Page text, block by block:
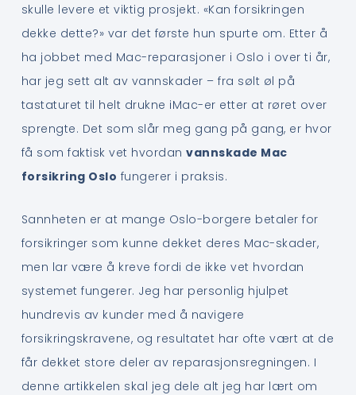
skulle levere et viktig prosjekt. «Kan forsikringen
dekke dette?» var det første hun spurte om. Etter å
ha jobbet med Mac-reparasjoner i Oslo i over ti år,
har jeg sett alt av vannskader – fra sølt øl på
tastaturet til helt drukne iMac-er etter at røret over
sprengte. Det som slår meg gang på gang, er hvor
få som faktisk vet hvordanvannskade Mac
forsikring Oslo fungerer i praksis.
Sannheten er at mange Oslo-borgere betaler for
forsikringer som kunne dekket deres Mac-skader,
men lar være å kreve fordi de ikke vet hvordan
systemet fungerer. Jeg har personlig hjulpet
hundrevis av kunder med å navigere
forsikringskravene, og resultatet har ofte vært at de
får dekket store deler av reparasjonsregningen. I
denne artikkelen skal jeg dele alt jeg har lært om